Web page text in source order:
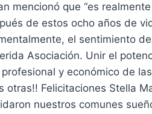
mencionó que “es
de estos ocho años de
el sentimiento
Asociación. Unir el
y económico de
Felicitaciones Stella
nuestros comunes